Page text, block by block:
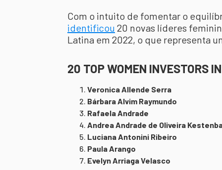
Com o intuito de fomentar o
identificou 20 novas líderes
Latina em 2022, o que representa
20 TOP WOMEN INVESTORS
Veronica Allende Serra
Bárbara Alvim Raymundo
Rafaela Andrade
Andrea Andrade de Oliveira
Luciana Antonini Ribeiro
Paula Arango
Evelyn Arriaga Velasco